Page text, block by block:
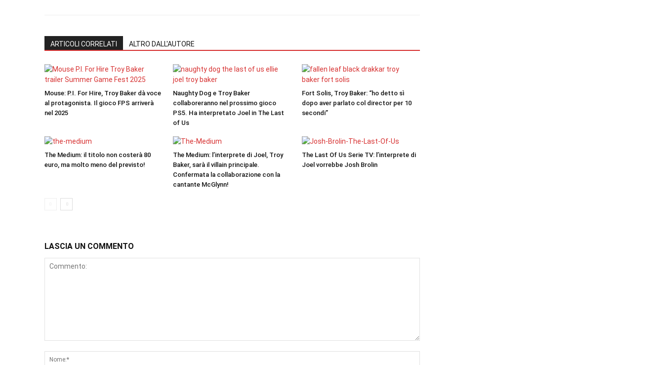
ARTICOLI CORRELATI ALTRO DALL'AUTORE
Mouse: P.I. For Hire, Troy Baker dà voce
al protagonista. Il gioco FPS arriverà
nel 2025
Naughty Dog e Troy Baker
collaboreranno nel prossimo gioco
PS5. Ha interpretato Joel in The Last
of Us
Fort Solis, Troy Baker: “ho detto sì
dopo aver parlato col director per 10
secondi”
The Medium: il titolo non costerà 80
euro, ma molto meno del previsto!
The Medium: l’interprete di Joel, Troy
Baker, sarà il villain principale.
Confermata la collaborazione con la
cantante McGlynn!
The Last Of Us Serie TV: l’interprete di
Joel vorrebbe Josh Brolin
LASCIA UN COMMENTO